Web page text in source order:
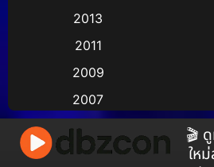
Based on a True Story สร้าง
Based on a True Story เ
2013
2011
2009
2007
2005
2003
🎬
ให